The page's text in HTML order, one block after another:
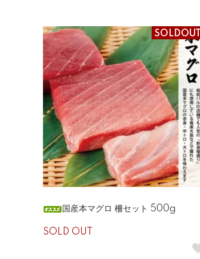
SOLDOUT
国産本マグロ 柵セット 500g
SOLD OUT